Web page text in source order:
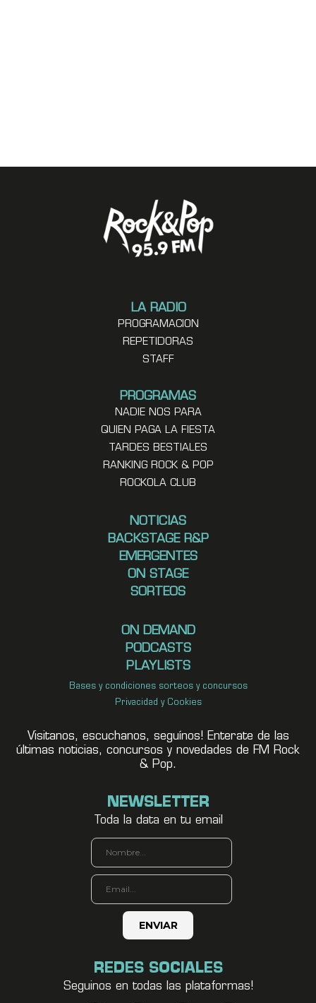
LA RADIO
PROGRAMACION
REPETIDORAS
STAFF
PROGRAMAS
NADIE NOS PARA
QUIEN PAGA LA FIESTA
TARDES BESTIALES
RANKING ROCK & POP
ROCKOLA CLUB
NOTICIAS
BACKSTAGE R&P
EMERGENTES
ON STAGE
SORTEOS
ON DEMAND
PODCASTS
PLAYLISTS
Bases y condiciones sorteos y concursos
Privacidad y Cookies
Visitanos, escuchanos, seguínos! Enterate de las
últimas noticias, concursos y novedades de FM Rock
& Pop.
NEWSLETTER
Toda la data en tu email
REDES SOCIALES
Seguinos en todas las plataformas!